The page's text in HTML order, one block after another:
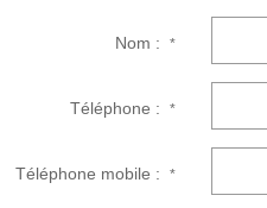
Nom :*
Téléphone :*
Téléphone mobile :*